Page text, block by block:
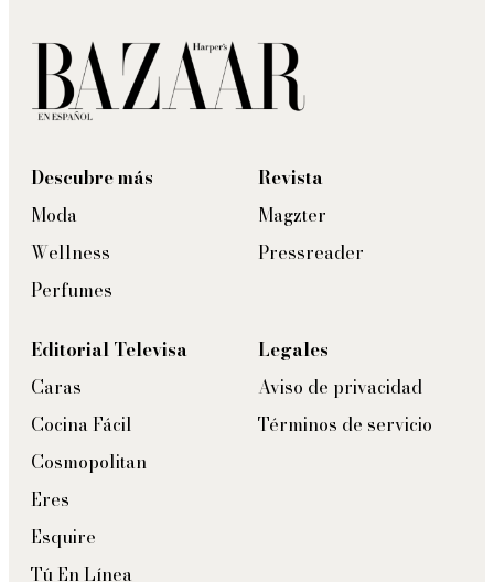
Descubre más
Moda
Wellness
Perfumes
Revista
Magzter
Pressreader
Editorial Televisa
Caras
Cocina Fácil
Cosmopolitan
Eres
Esquire
Tú En Línea
Legales
Aviso de privacidad
Términos de servicio